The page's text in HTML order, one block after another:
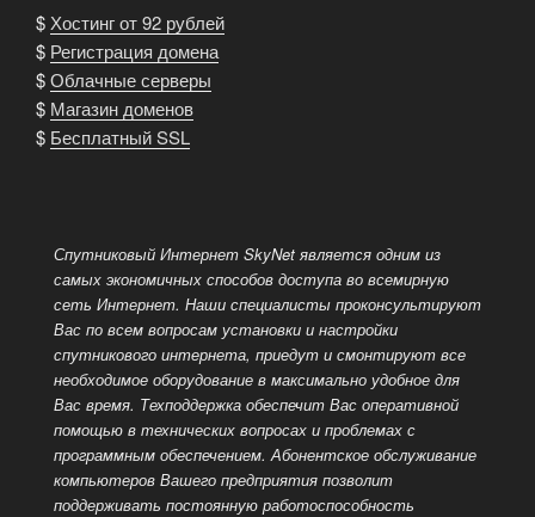
(по
технологии
ADSL)»
$ Хостинг от 92 рублей
$ Регистрация домена
$Облачные серверы
$ Магазин доменов
$ Бесплатный SSL
Спутниковый Интернет SkyNet является одним из
самых экономичных способов доступа во всемирную
сеть Интернет. Наши специалисты проконсультируют
Вас по всем вопросам установки и настройки
спутникового интернета, приедут и смонтируют все
необходимое оборудование в максимально удобное для
Вас время. Техподдержка обеспечит Вас оперативной
помощью в технических вопросах и проблемах с
программным обеспечением. Абонентское обслуживание
компьютеров Вашего предприятия позволит
поддерживать постоянную работоспособность